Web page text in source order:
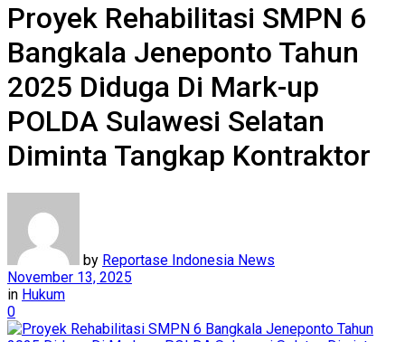
Proyek Rehabilitasi SMPN 6
Bangkala Jeneponto Tahun
2025 Diduga Di Mark-up
POLDA Sulawesi Selatan
Diminta Tangkap Kontraktor
by Reportase Indonesia News
November 13, 2025
in Hukum
0